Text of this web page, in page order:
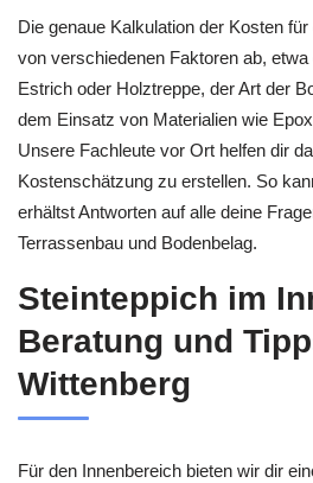
Die genaue Kalkulation der Kosten
von verschiedenen Faktoren ab,
Estrich oder Holztreppe, der Art der
dem Einsatz von Materialien wie
Unsere Fachleute vor Ort helfen dir
Kostenschätzung zu erstellen. So
erhältst Antworten auf alle deine
Terrassenbau und Bodenbelag.
Steinteppich im
Beratung und
Wittenberg
Für den Innenbereich bieten wir dir